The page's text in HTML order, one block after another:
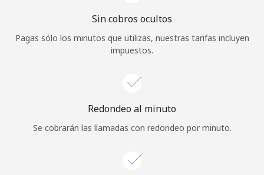
Inicia sesión oREGÍSTRATE →
¿Olvidaste tu contraseña? →
Sin cobros ocultos
Pagas sólo los minutos que utilizas, nuestras tarifas incluyen
impuestos.
Redondeo al minuto
Se cobrarán las llamadas con redondeo por minuto.